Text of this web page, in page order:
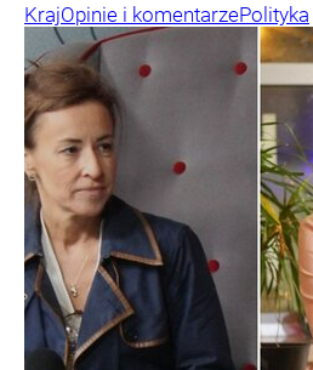
KrajOpinie i komentarzePolityka